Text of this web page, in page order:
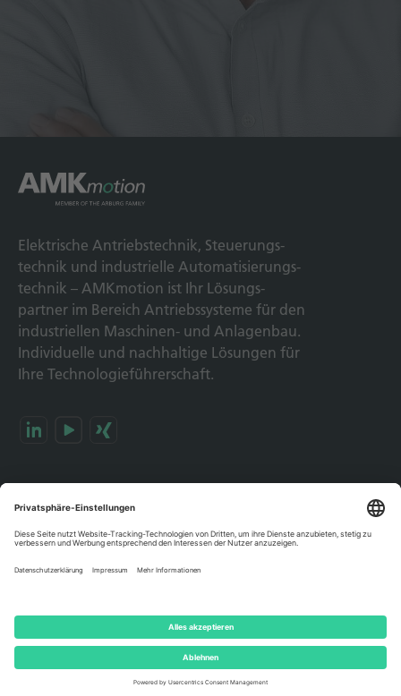
Elek­trische Antriebs­technik, Steuerungs­
technik und indus­trielle Automatisierungs­
technik – AMKmotion ist Ihr Lösungs­
partner im Bereich Antriebs­systeme für den
industriellen Maschinen- und Anlagen­bau.
Individuelle und nach­haltige Lösungen für
Ihre Technologie­führerschaft.
Dezentrale Antriebslösungen
Zentrale Antriebslösungen
Steuerungen
Software